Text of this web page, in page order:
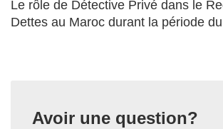
Le rôle de Détective Privé dans le
Dettes au Maroc durant la période
Avoir une question?